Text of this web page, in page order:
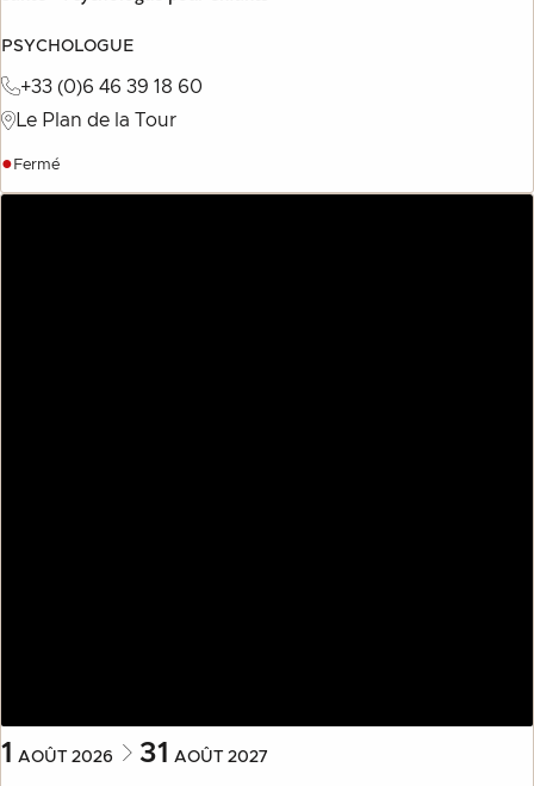
1 AOÛT 2026 31 AOÛT 2027
PSYCHOLOGUE
+33 (0)6 46 39 18 60
Le Plan de la Tour
● Fermé